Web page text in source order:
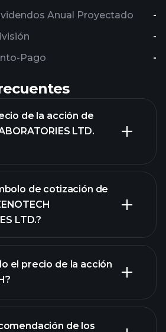
Anual Proyectado -
Pago -
-
de la acción de
LTD.
gráfico
de cotización de
LTD.?
el precio de la acción
de los